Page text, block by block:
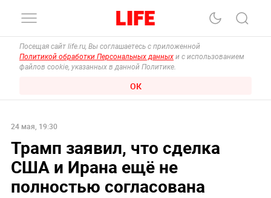
Посещая сайт life.ru, Вы соглашаетесь с приложенной
Политикой обработки Персональных данных и с использованием
файлов cookie, указанных в данной Политике.
ОК
24 мая, 19:30
Трамп заявил, что сделка
США и Ирана ещё не
полностью согласована